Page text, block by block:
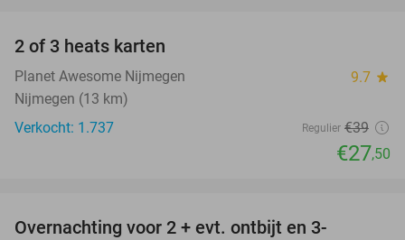
2 of 3 heats karten
Planet Awesome Nijmegen 9.7 star
Nijmegen (13 km)
Verkocht: 1.737
Regulier €39
€27,50
Overnachting voor 2 + evt. ontbijt en 3-